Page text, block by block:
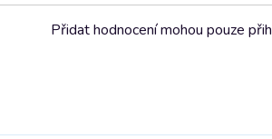
Přidat hodnocení mohou pouze